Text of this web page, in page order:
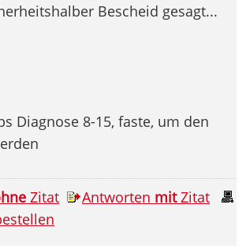
Bescheid gesagt...
Diagnose 8-15, faste, um den
Zitat Antworten mitZitat